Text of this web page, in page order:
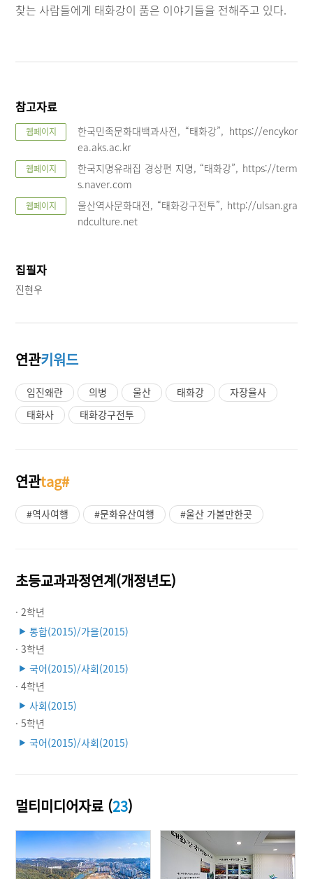
찾는 사람들에게 태화강이 품은 이야기들을 전해주고 있다.
참고자료
웹페이지
한국민족문화대백과사전, “태화강”, https://encykor
ea.aks.ac.kr
웹페이지
한국지명유래집 경상편 지명, “태화강”, https://term
s.naver.com
웹페이지
울산역사문화대전, “태화강구전투”, http://ulsan.gra
ndculture.net
집필자
진현우
연관키워드
임진왜란 의병 울산 태화강
자장율사
태화사
태화강구전투
연관tag#
#역사여행 #문화유산여행 #울산 가볼만한곳
초등교과과정연계(개정년도)
· 2학년
▶ 통합(2015)/가을(2015)
· 3학년
▶ 국어(2015)/사회(2015)
· 4학년
▶ 사회(2015)
· 5학년
▶ 국어(2015)/사회(2015)
멀티미디어자료 (23)